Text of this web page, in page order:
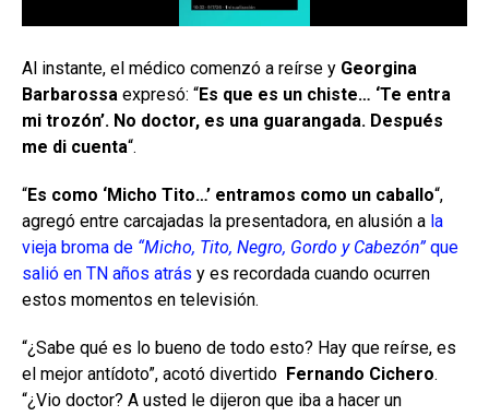
Al instante, el médico comenzó a reírse y Georgina
Barbarossa expresó: “Es que es un chiste… ‘Te entra
mi trozón’. No doctor, es una guarangada. Después
me di cuenta“.
“Es como ‘Micho Tito…’ entramos como un caballo“,
agregó entre carcajadas la presentadora, en alusión a la
vieja broma de “Micho, Tito, Negro, Gordo y Cabezón”que
salió en TN años atrás y es recordada cuando ocurren
estos momentos en televisión.
“¿Sabe qué es lo bueno de todo esto? Hay que reírse, es
el mejor antídoto”, acotó divertido Fernando Cichero.
“¿Vio doctor? A usted le dijeron que iba a hacer un